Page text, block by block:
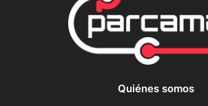
Quiénes somos